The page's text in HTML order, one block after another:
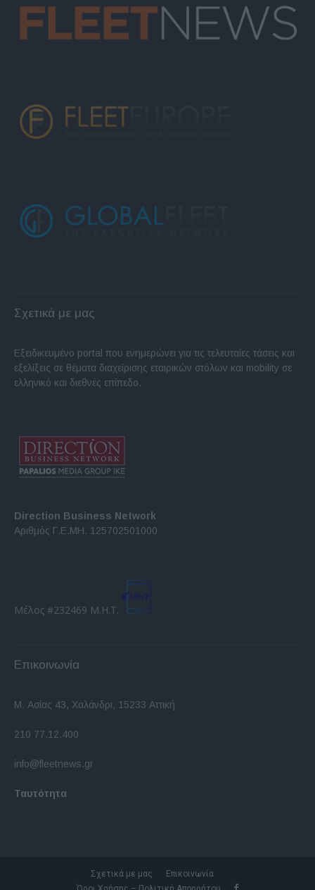
Σχετικά με μας
Εξειδικευμένο portal που ενημερώνει για τις τελευταίες τάσεις και
εξελίξεις σε θέματα διαχείρισης εταιρικών στόλων και mobility σε
ελληνικό και διεθνές επίπεδο.
Direction Business Network
Αριθμός Γ.Ε.ΜΗ. 125702501000
Μέλος #232469 Μ.Η.Τ.
Επικοινωνία
Μ. Ασίας 43, Χαλάνδρι, 15233 Αττική
210 77.12.400
info@fleetnews.gr
Ταυτότητα
Σχετικά με μας
Επικοινωνία